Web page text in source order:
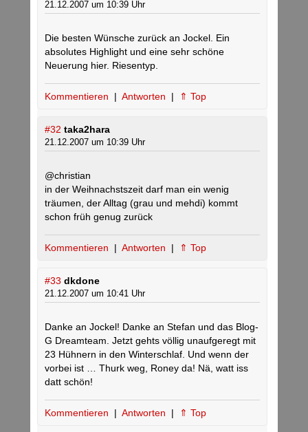
21.12.2007 um 10:39 Uhr
Die besten Wünsche zurück an Jockel. Ein
absolutes Highlight und eine sehr schöne
Neuerung hier. Riesentyp.
Kommentieren | Antworten | ⇑ Top
#32 taka2hara
21.12.2007 um 10:39 Uhr
@christian
in der Weihnachstszeit darf man ein wenig
träumen, der Alltag (grau und mehdi) kommt
schon früh genug zurück
Kommentieren | Antworten | ⇑ Top
#33 dkdone
21.12.2007 um 10:41 Uhr
Danke an Jockel! Danke an Stefan und das Blog-
G Dreamteam. Jetzt gehts völlig unaufgeregt mit
23 Hühnern in den Winterschlaf. Und wenn der
vorbei ist … Thurk weg, Roney da! Nä, watt iss
datt schön!
Kommentieren | Antworten | ⇑ Top